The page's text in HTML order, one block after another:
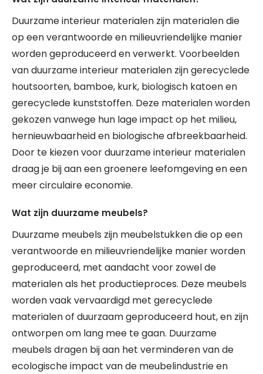
Duurzame interieur materialen zijn materialen die
op een verantwoorde en milieuvriendelijke manier
worden geproduceerd en verwerkt. Voorbeelden
van duurzame interieur materialen zijn gerecyclede
houtsoorten, bamboe, kurk, biologisch katoen en
gerecyclede kunststoffen. Deze materialen worden
gekozen vanwege hun lage impact op het milieu,
hernieuwbaarheid en biologische afbreekbaarheid.
Door te kiezen voor duurzame interieur materialen
draag je bij aan een groenere leefomgeving en een
meer circulaire economie.
Wat zijn duurzame meubels?
Duurzame meubels zijn meubelstukken die op een
verantwoorde en milieuvriendelijke manier worden
geproduceerd, met aandacht voor zowel de
materialen als het productieproces. Deze meubels
worden vaak vervaardigd met gerecyclede
materialen of duurzaam geproduceerd hout, en zijn
ontworpen om lang mee te gaan. Duurzame
meubels dragen bij aan het verminderen van de
ecologische impact van de meubelindustrie en